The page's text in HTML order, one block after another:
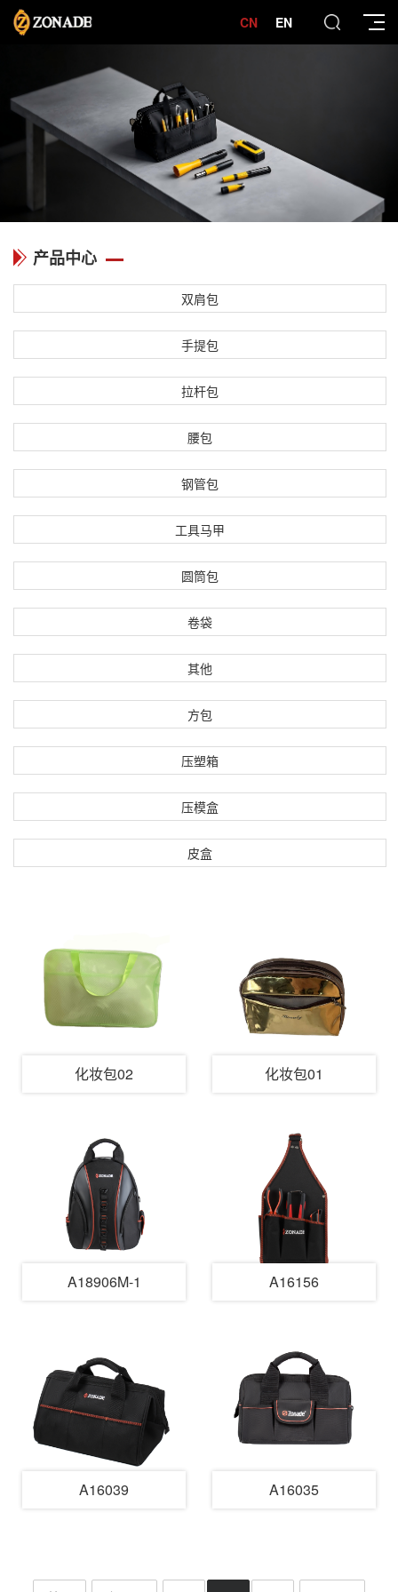
CN EN
产品中心
双肩包
手提包
拉杆包
腰包
钢管包
工具马甲
圆筒包
卷袋
其他
方包
压塑箱
压模盒
皮盒
化妆包02 化妆包01
A18906M-1 A16156
A16039 A16035